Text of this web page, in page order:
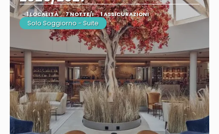
1 LOCALITÀ 7 NOTTE/I 1 ASSICURAZIONI
Solo Soggiorno - Suite